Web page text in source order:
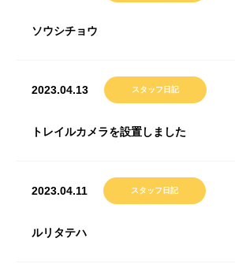
ソウシチョウ
2023.04.13 スタッフ日記
トレイルカメラを設置しました
2023.04.11 スタッフ日記
ルリタテハ